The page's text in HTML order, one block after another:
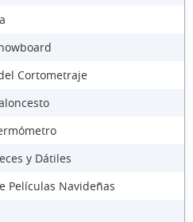
Cortometraje
y Dátiles
Películas Navideñas